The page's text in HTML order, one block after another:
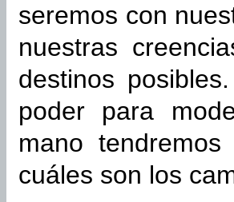
seremos con
nuestras
destinos
poder para
mano
cuáles son los